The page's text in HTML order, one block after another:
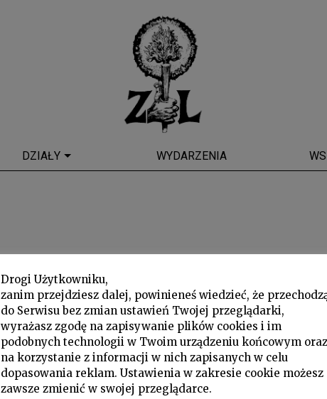
DZIAŁY WYDARZENIA
Drogi Użytkowniku,
zanim przejdziesz dalej, powinieneś wiedzieć, że
do Serwisu bez zmian ustawień Twojej przeglądarki,
wyrażasz zgodę na zapisywanie plików cookies i im
podobnych technologii w Twoim urządzeniu końcowym oraz
na korzystanie z informacji w nich zapisanych w celu
dopasowania reklam. Ustawienia w zakresie cookie możesz
zawsze zmienić w swojej przeglądarce.